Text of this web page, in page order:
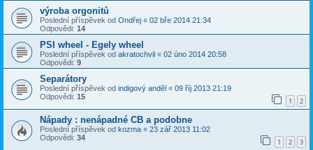
výroba orgonitů
Poslední příspěvek od Ondřej « 02 bře 2014 21:34
Odpovědi: 14
PSI wheel - Egely wheel
Poslední příspěvek od akratochvil « 02 úno 2014 20:58
Odpovědi: 9
Separátory
Poslední příspěvek od indigový anděl « 09 říj 2013 21:19
Odpovědi: 15 1 2
Nápady : nenápadné CB a podobne
Poslední příspěvek od kozma « 23 zář 2013 11:02
Odpovědi: 34 1 2 3